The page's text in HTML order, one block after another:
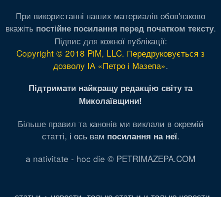
При використанні наших материалів обов'язково
вкажіть постійне посилання перед початком тексту.
Підпис для кожної публікації:
Copyright © 2018 PiM, LLC. Передруковується з
дозволу ІА «Петро і Мазепа».
Підтримати найкращу редакцію світу та
Миколаївщини!
Більше правил та канонів ми виклали в окремій
статті, і ось вам посилання на неї.
a nativitate - hoc die © PETRIMAZEPA.COM